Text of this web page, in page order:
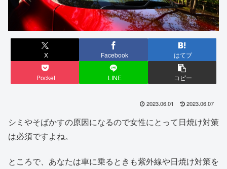
X Facebook はてブ
Pocket LINE コピー
2023.06.01 2023.06.07
シミやそばかすの原因になるので女性にとって日焼け対策
は必須ですよね。
ところで、あなたは車に乗るときも紫外線や日焼け対策を